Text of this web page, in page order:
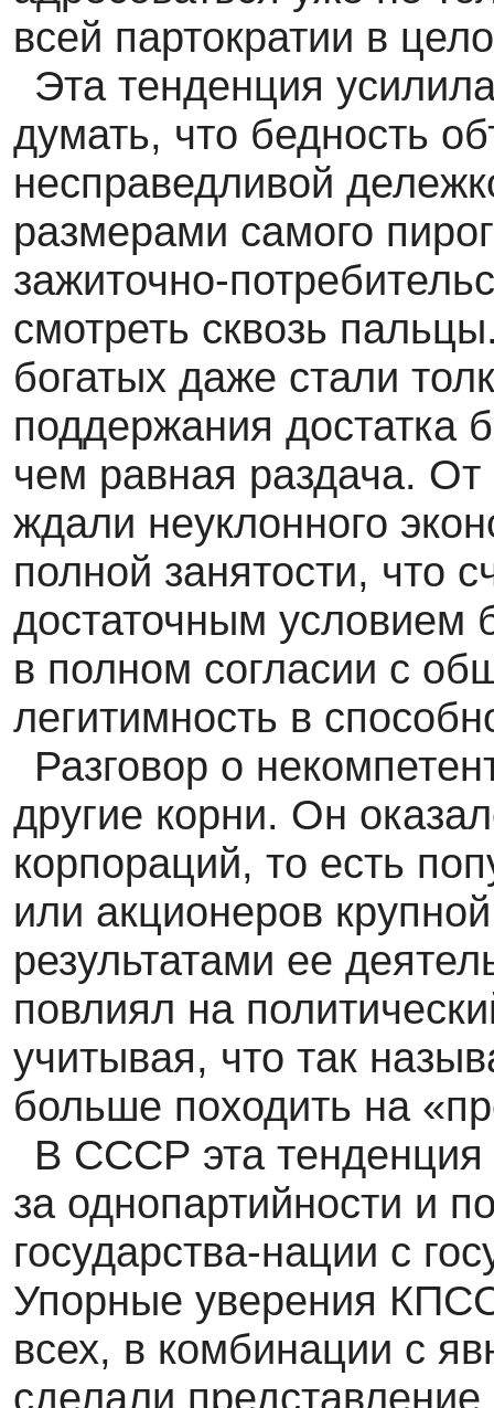
всей партократии в
Эта тенденция
думать, что бедность
несправедливой
размерами самого
зажиточно-
смотреть сквозь
богатых даже стали
поддержания достатка
чем равная раздача. От
ждали неуклонного
полной занятости, что
достаточным условием
в полном согласии с
легитимность в
Разговор о
другие корни. Он
корпораций, то есть
или акционеров
результатами ее
повлиял на
учитывая, что так
больше походить на
В СССР эта тенденция
за однопартийности и
государства-нации с
Упорные уверения
всех, в комбинации с
сделали